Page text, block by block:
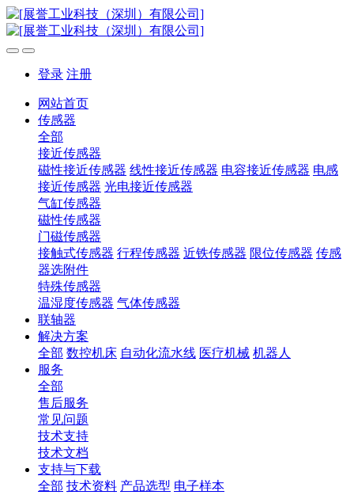
登录 注册
网站首页
传感器
全部
接近传感器
磁性接近传感器 线性接近传感器 电容接近传感器 电感
接近传感器 光电接近传感器
气缸传感器
磁性传感器
门磁传感器
接触式传感器 行程传感器 近铁传感器 限位传感器 传感
器选附件
特殊传感器
温湿度传感器 气体传感器
联轴器
解决方案
全部 数控机床 自动化流水线 医疗机械 机器人
服务
全部
售后服务
常见问题
技术支持
技术文档
支持与下载
全部 技术资料 产品选型 电子样本